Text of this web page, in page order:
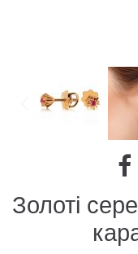
Золоті